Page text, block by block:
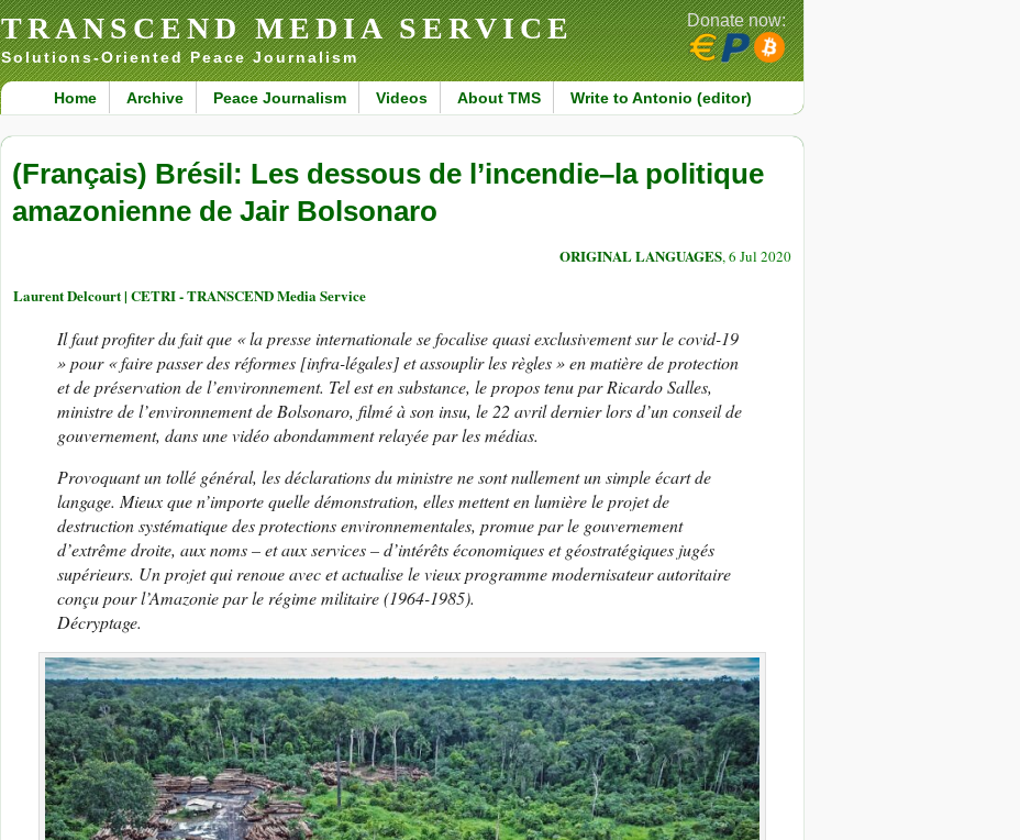
TRANSCEND MEDIA SERVICE
Solutions-Oriented Peace Journalism
Home Archive Peace Journalism Videos About TMS Write to Antonio (editor)
Donate now:
(Français) Brésil: Les dessous de l’incendie–la politique
amazonienne de Jair Bolsonaro
ORIGINAL LANGUAGES, 6 Jul 2020
Laurent Delcourt | CETRI - TRANSCEND Media Service
Il faut profiter du fait que « la presse internationale se focalise quasi exclusivement sur le covid-19
» pour « faire passer des réformes [infra-légales] et assouplir les règles » en matière de protection
et de préservation de l’environnement. Tel est en substance, le propos tenu par Ricardo Salles,
ministre de l’environnement de Bolsonaro, filmé à son insu, le 22 avril dernier lors d’un conseil de
gouvernement, dans une vidéo abondamment relayée par les médias.
Provoquant un tollé général, les déclarations du ministre ne sont nullement un simple écart de
langage. Mieux que n’importe quelle démonstration, elles mettent en lumière le projet de
destruction systématique des protections environnementales, promue par le gouvernement
d’extrême droite, aux noms – et aux services – d’intérêts économiques et géostratégiques jugés
supérieurs. Un projet qui renoue avec et actualise le vieux programme modernisateur autoritaire
conçu pour l’Amazonie par le régime militaire (1964-1985).
Décryptage.